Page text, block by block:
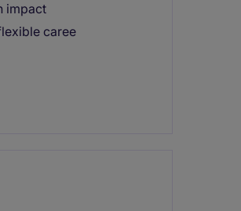
impact
caree